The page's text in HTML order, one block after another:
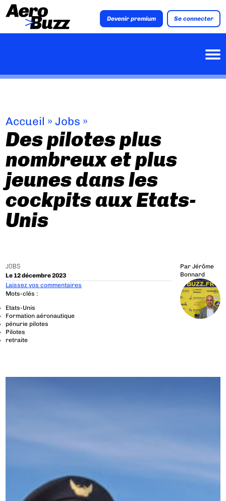
Devenir premium Se connecter
Accueil »Jobs »
Des pilotes plus
nombreux et plus
jeunes dans les
cockpits aux Etats-
Unis
JOBS
Le 12 décembre 2023
Par Jérôme
Bonnard
Laissez vos commentaires
Mots-clés :
Etats-Unis
Formation aéronautique
pénurie pilotes
Pilotes
retraite